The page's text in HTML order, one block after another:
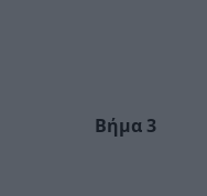
Βήμα 3